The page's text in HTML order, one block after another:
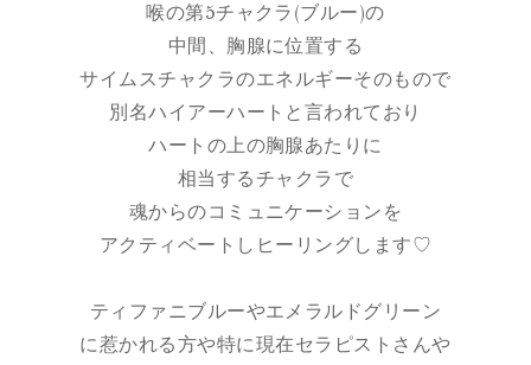
喉の第5チャクラ(ブルー)の
中間、胸腺に位置する
サイムスチャクラのエネルギーそのもので
別名ハイアーハートと言われており
ハートの上の胸腺あたりに
相当するチャクラで
魂からのコミュニケーションを
アクティベートしヒーリングします♡
ティファニブルーやエメラルドグリーン
に惹かれる方や特に現在セラピストさんや